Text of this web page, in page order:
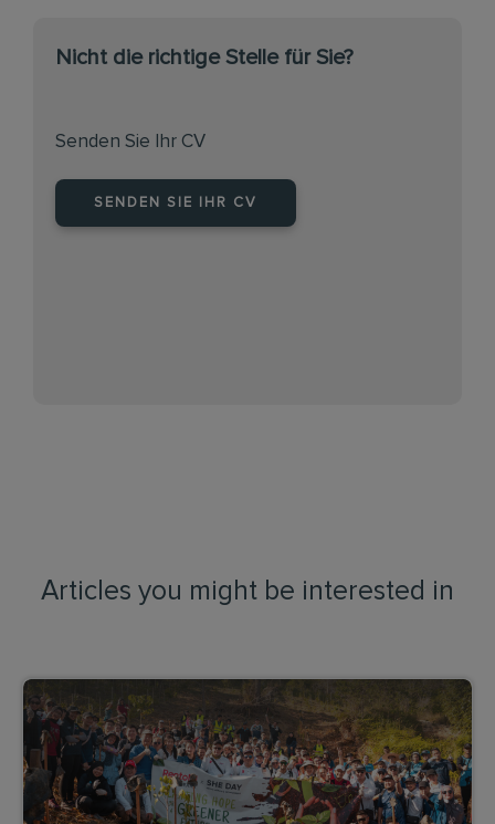
Nicht die richtige Stelle für Sie?
Senden Sie Ihr CV
SENDEN SIE IHR CV
Articles you might be interested in